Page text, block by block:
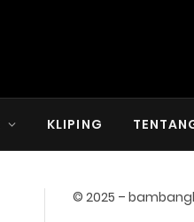
KLIPING
© 2025 –